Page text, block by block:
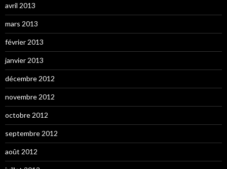
avril 2013
mars 2013
février 2013
janvier 2013
décembre 2012
novembre 2012
octobre 2012
septembre 2012
août 2012